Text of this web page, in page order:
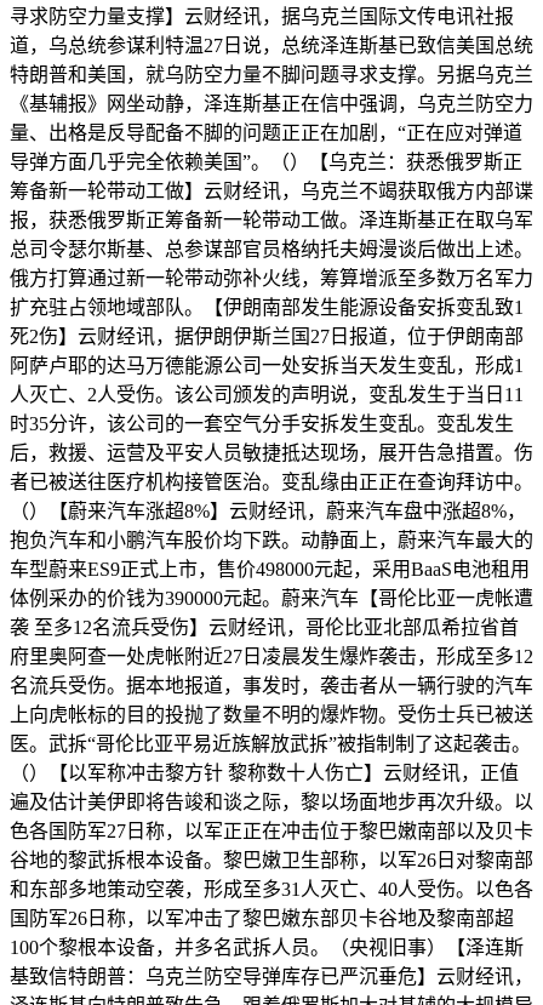
寻求防空力量支撑】云财经讯，据乌克兰国际文传电讯社报
道，乌总统参谋利特温27日说，总统泽连斯基已致信美国总统
特朗普和美国，就乌防空力量不脚问题寻求支撑。另据乌克兰
《基辅报》网坐动静，泽连斯基正在信中强调，乌克兰防空力
量、出格是反导配备不脚的问题正正在加剧，“正在应对弹道
导弹方面几乎完全依赖美国”。（）【乌克兰：获悉俄罗斯正
筹备新一轮带动工做】云财经讯，乌克兰不竭获取俄方内部谍
报，获悉俄罗斯正筹备新一轮带动工做。泽连斯基正在取乌军
总司令瑟尔斯基、总参谋部官员格纳托夫姆漫谈后做出上述。
俄方打算通过新一轮带动弥补火线，筹算增派至多数万名军力
扩充驻占领地域部队。【伊朗南部发生能源设备安拆变乱致1
死2伤】云财经讯，据伊朗伊斯兰国27日报道，位于伊朗南部
阿萨卢耶的达马万德能源公司一处安拆当天发生变乱，形成1
人灭亡、2人受伤。该公司颁发的声明说，变乱发生于当日11
时35分许，该公司的一套空气分手安拆发生变乱。变乱发生
后，救援、运营及平安人员敏捷抵达现场，展开告急措置。伤
者已被送往医疗机构接管医治。变乱缘由正正在查询拜访中。
（）【蔚来汽车涨超8%】云财经讯，蔚来汽车盘中涨超8%，
抱负汽车和小鹏汽车股价均下跌。动静面上，蔚来汽车最大的
车型蔚来ES9正式上市，售价498000元起，采用BaaS电池租用
体例采办的价钱为390000元起。蔚来汽车【哥伦比亚一虎帐遭
袭 至多12名流兵受伤】云财经讯，哥伦比亚北部瓜希拉省首
府里奥阿查一处虎帐附近27日凌晨发生爆炸袭击，形成至多12
名流兵受伤。据本地报道，事发时，袭击者从一辆行驶的汽车
上向虎帐标的目的投抛了数量不明的爆炸物。受伤士兵已被送
医。武拆“哥伦比亚平易近族解放武拆”被指制制了这起袭击。
（）【以军称冲击黎方针 黎称数十人伤亡】云财经讯，正值
遍及估计美伊即将告竣和谈之际，黎以场面地步再次升级。以
色各国防军27日称，以军正正在冲击位于黎巴嫩南部以及贝卡
谷地的黎武拆根本设备。黎巴嫩卫生部称，以军26日对黎南部
和东部多地策动空袭，形成至多31人灭亡、40人受伤。以色各
国防军26日称，以军冲击了黎巴嫩东部贝卡谷地及黎南部超
100个黎根本设备，并多名武拆人员。（央视旧事）【泽连斯
基致信特朗普：乌克兰防空导弹库存已严沉垂危】云财经讯，